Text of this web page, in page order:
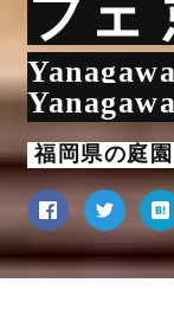
フェ
園
福岡県の庭